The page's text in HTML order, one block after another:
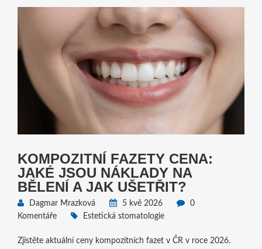
KOMPOZITNÍ FAZETY CENA:
JAKÉ JSOU NÁKLADY NA
BĚLENÍ A JAK UŠETŘIT?
Dagmar Mrazková 5 kvě 2026
0
Komentáře
Estetická stomatologie
Zjistěte aktuální ceny kompozitních fazet v ČR v roce 2026.